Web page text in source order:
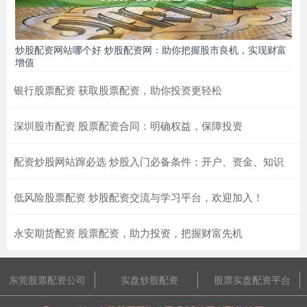
炒股配资网站哪个好 炒股配资网：助你把握股市良机，实现财富
增值
银行股票配资 获取股票配资，助你投资更轻松
深圳股市配资 股票配资合同：明确权益，保障投资
配资炒股网站蹿必选 炒股入门必备条件：开户、资金、知识
低风险股票配资 炒股配资交流与学习平台，欢迎加入！
永安期货配资 股票配资，助力投资，把握财富先机
东莞股票配资公司 实盘炒股配资 股票实盘配资平台